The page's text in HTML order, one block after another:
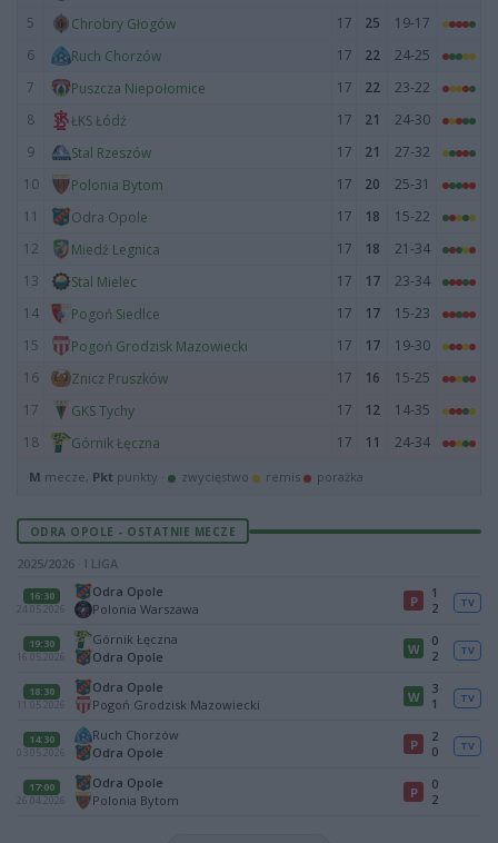
5
Chrobry Głogów 17 25
19-17
6
Ruch Chorzów 17 22
24-25
7
Puszcza Niepołomice 17 22
23-22
8
ŁKS Łódź 17 21
24-30
9
Stal Rzeszów 17 21
27-32
10
Polonia Bytom 17 20
25-31
11
Odra Opole 17 18
15-22
12
Miedź Legnica 17 18
21-34
13
Stal Mielec 17 17
23-34
14
Pogoń Siedlce 17 17
15-23
15
Pogoń Grodzisk Mazowiecki 17 17
19-30
16
Znicz Pruszków 17 16
15-25
17
GKS Tychy 17 12
14-35
18
Górnik Łęczna 17 11 24-34
M mecze, Pkt punkty · zwycięstwo remis porażka
ODRA OPOLE - OSTATNIE MECZE
2025/2026 · I LIGA
16:30
24.05.2026
Odra Opole
Polonia Warszawa
P
1
2
TV
19:30
16.05.2026
Górnik Łęczna
Odra Opole
W
0
2
TV
18:30
11.05.2026
Odra Opole
Pogoń Grodzisk Mazowiecki
W
3
1
TV
14:30
03.05.2026
Ruch Chorzów
Odra Opole
P
2
0
TV
17:00
26.04.2026
Odra Opole
Polonia Bytom
P
0
2